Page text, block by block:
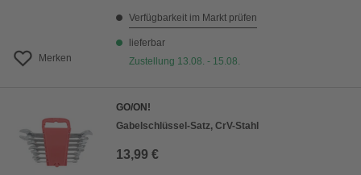
Merken
Verfügbarkeit im Markt prüfen
lieferbar
Zustellung 13.08. - 15.08.
GO/ON!
Gabelschlüssel-Satz, CrV-Stahl
13,99 €